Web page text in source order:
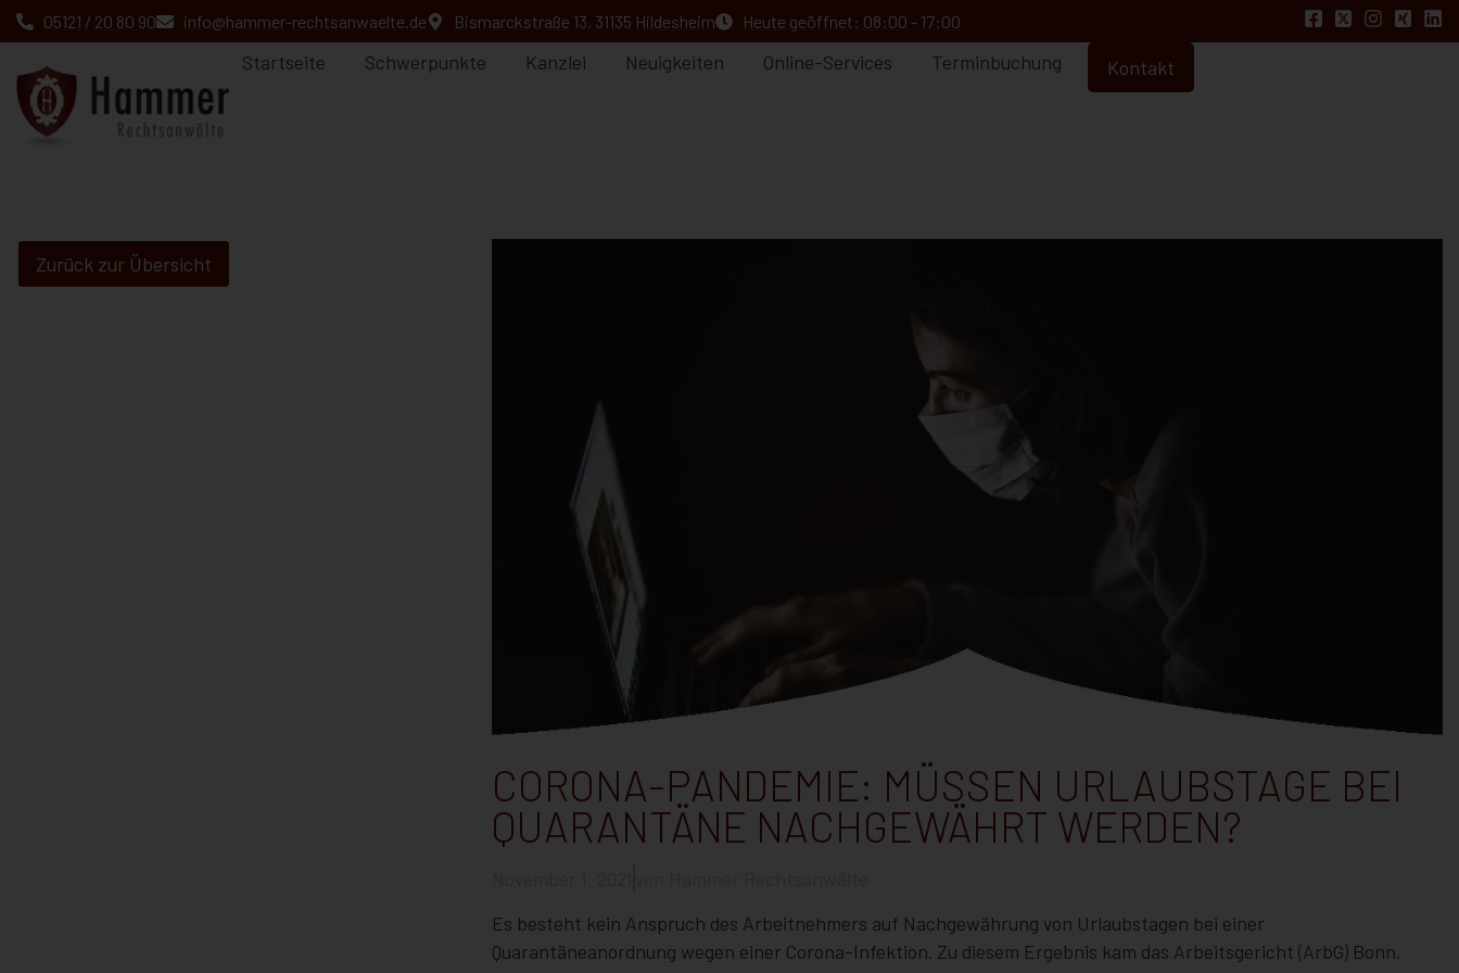
05121 / 20 80 90 info@hammer-rechtsanwaelte.de Bismarckstraße 13, 31135 Hildesheim Heute geöffnet: 08:00 - 17:00
Startseite Schwerpunkte Kanzlei Neuigkeiten Online-Services Terminbuchung Kontakt
Zurück zur Übersicht
CORONA-PANDEMIE: MÜSSEN URLAUBSTAGE BEI
QUARANTÄNE NACHGEWÄHRT WERDEN?
Es besteht kein Anspruch des Arbeitnehmers auf Nachgewährung von Urlaubstagen bei einer
Quarantäneanordnung wegen einer Corona-Infektion. Zu diesem Ergebnis kam das Arbeitsgericht (ArbG) Bonn.